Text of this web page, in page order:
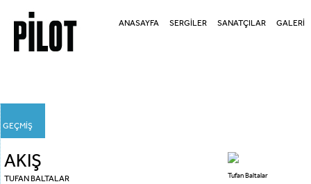
ANASAYFA SERGİLER SANATÇILAR GALERİ
GEÇMİŞ
AKIŞ
TUFAN BALTALAR
Tufan Baltalar